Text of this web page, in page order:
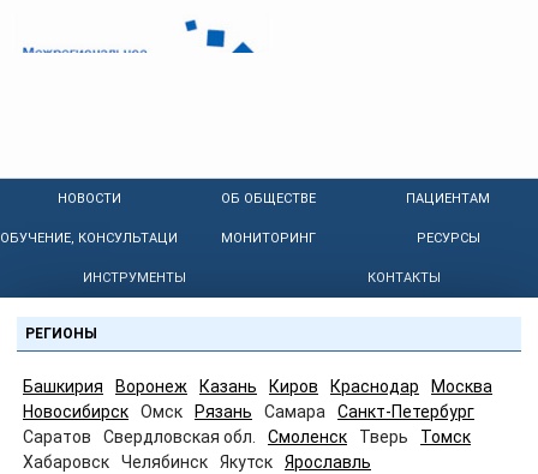
НОВОСТИ ОБ ОБЩЕСТВЕ ПАЦИЕНТАМ
ОБУЧЕНИЕ, КОНСУЛЬТАЦИИ МОНИТОРИНГ РЕСУРСЫ
ИНСТРУМЕНТЫ КОНТАКТЫ
РЕГИОНЫ
Башкирия Воронеж Казань Киров Краснодар
Москва
Новосибирск
Омск Рязань Самара
Санкт-Петербург
Саратов
Свердловская обл. Смоленск Тверь
Томск
Хабаровск
Челябинск Якутск Ярославль